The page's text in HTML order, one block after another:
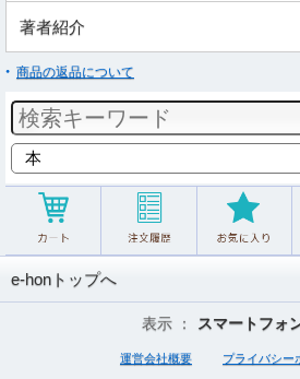
著者紹介
商品の返品について
e-honトップへ
表示 ： スマートフォ
運営会社概要 プライバシー